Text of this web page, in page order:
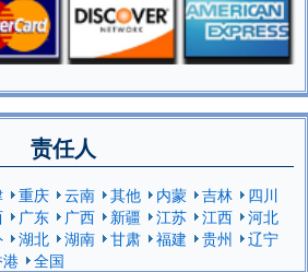
责任人
重庆 云南 其他 内蒙 吉林
四川
广东 广西 新疆 江苏 江西
河北
湖北 湖南 甘肃 福建 贵州
辽宁
全国